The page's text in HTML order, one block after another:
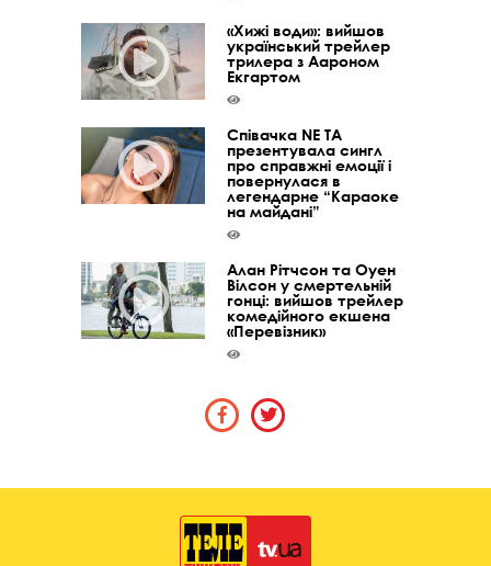
«Хижі води»: вийшов
український трейлер
трилера з Аароном
Екгартом
Співачка NE TA
презентувала сингл
про справжні емоції і
повернулася в
легендарне “Караоке
на майдані”
Алан Рітчсон та Оуен
Вілсон у смертельній
гонці: вийшов трейлер
комедійного екшена
«Перевізник»